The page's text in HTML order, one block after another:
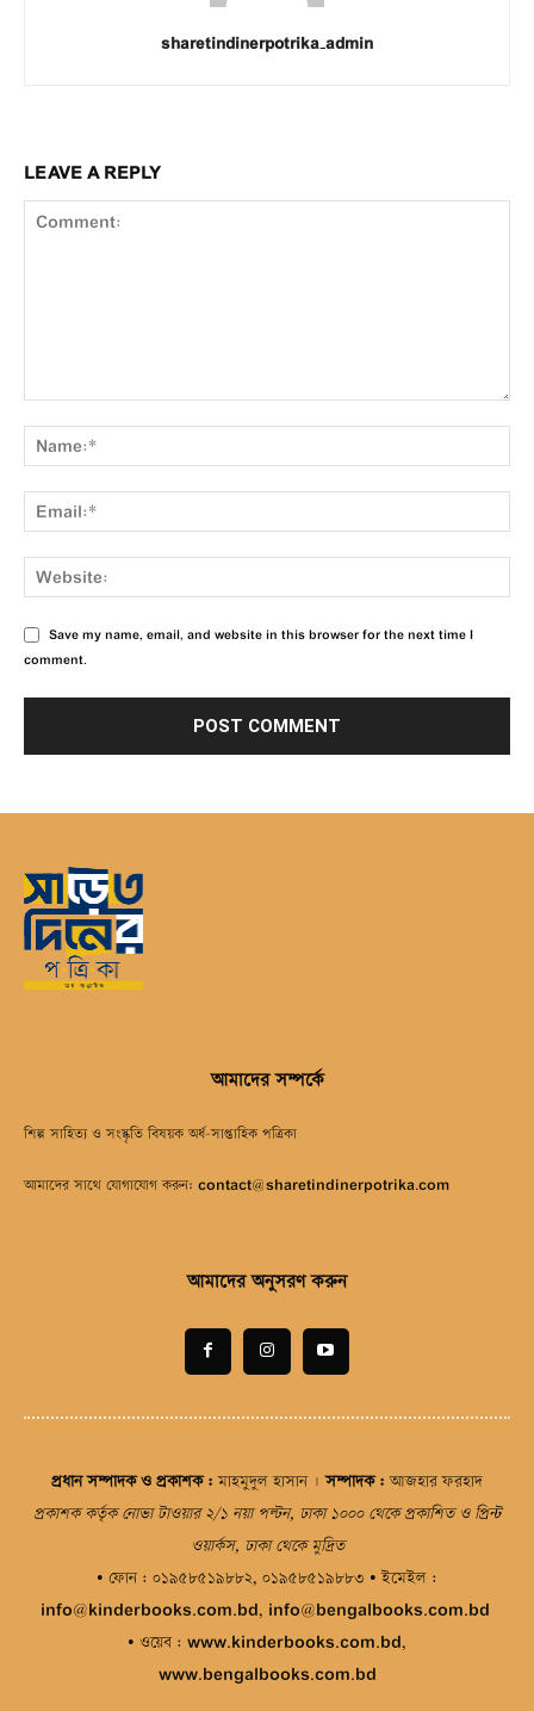
sharetindinerpotrika_admin
LEAVE A REPLY
Save my name, email, and website in this browser for the next time I
comment.
আমাদের সম্পর্কে
শিল্প সাহিত্য ও সংস্কৃতি বিষয়ক অর্ধ-সাপ্তাহিক পত্রিকা
আমাদের সাথে যোগাযোগ করুন: contact@sharetindinerpotrika.com
আমাদের অনুসরণ করুন
প্রধান সম্পাদক ও প্রকাশক:মাহমুদুল হাসান |সম্পাদক :আজহার ফরহাদ
প্রকাশক কর্তৃক নোভা টাওয়ার ২/১ নয়া পল্টন, ঢাকা ১০০০ থেকে প্রকাশিত ও প্রিন্ট
ওয়ার্কস, ঢাকা থেকে মুদ্রিত
• ফোন : ০১৯৫৮৫১৯৮৮২, ০১৯৫৮৫১৯৮৮৩ • ইমেইল :
info@kinderbooks.com.bd, info@bengalbooks.com.bd
• ওয়েব : www.kinderbooks.com.bd,
www.bengalbooks.com.bd